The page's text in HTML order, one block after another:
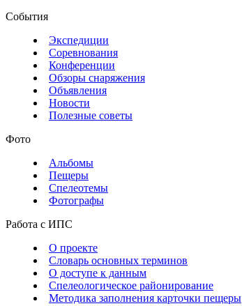
События
Экспедиции
Соревнования
Конференции
Обзоры снаряжения
Объявления
Новости
Полезные советы
Фото
Альбомы
Пещеры
Спелеотемы
Фотографы
Работа с ИПС
О проекте
Словарь основных терминов
О доступе к данным
Спелеологическое районирование
Методика заполнения карточки пещеры